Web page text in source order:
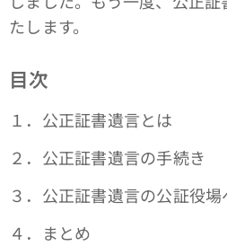
たします。
目次
１．公正証書遺言とは
２．公正証書遺言の手続き
３．公正証書遺言の公証役
４．まとめ